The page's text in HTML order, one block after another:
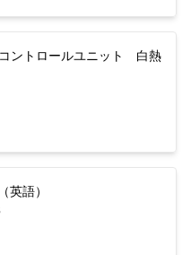
ントロールユニット 白熱
語）